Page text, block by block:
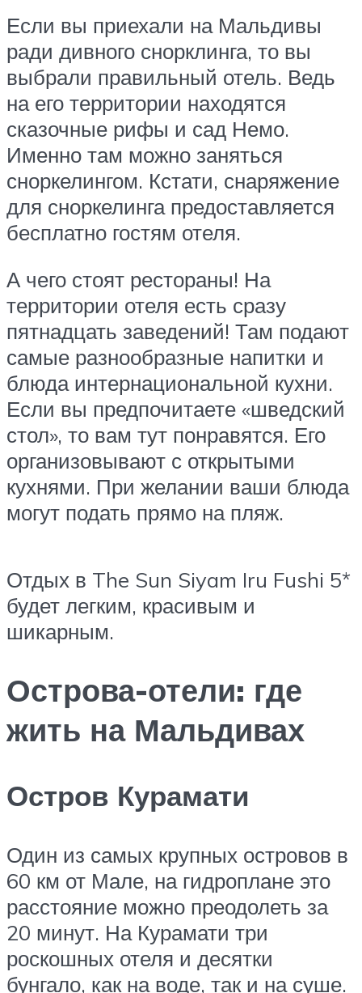
Если вы приехали на Мальдивы
ради дивного снорклинга, то вы
выбрали правильный отель. Ведь
на его территории находятся
сказочные рифы и сад Немо.
Именно там можно заняться
сноркелингом. Кстати, снаряжение
для сноркелинга предоставляется
бесплатно гостям отеля.
А чего стоят рестораны! На
территории отеля есть сразу
пятнадцать заведений! Там подают
самые разнообразные напитки и
блюда интернациональной кухни.
Если вы предпочитаете «шведский
стол», то вам тут понравятся. Его
организовывают с открытыми
кухнями. При желании ваши блюда
могут подать прямо на пляж.
Отдых в The Sun Siyam Iru Fushi 5*
будет легким, красивым и
шикарным.
Острова-отели: где
жить на Мальдивах
Остров Курамати
Один из самых крупных островов в
60 км от Мале, на гидроплане это
расстояние можно преодолеть за
20 минут. На Курамати три
роскошных отеля и десятки
бунгало, как на воде, так и на суше.